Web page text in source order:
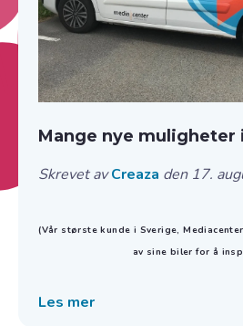
Mange nye muligheter
Skrevet avCreaza den 17.
(Vår største kunde i Sverige,
av sine biler for å
Les mer